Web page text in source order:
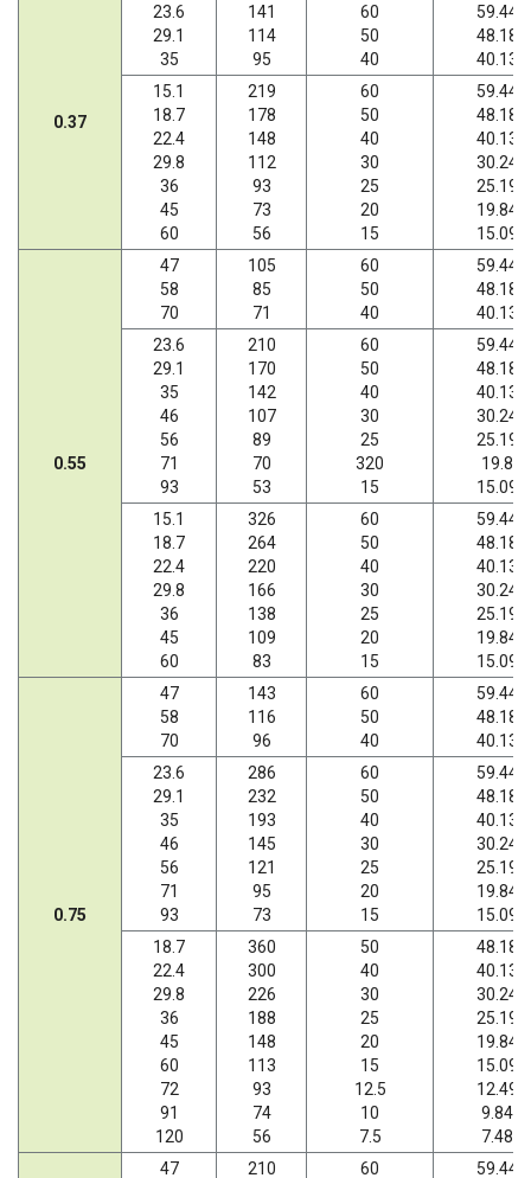
0.37
23.6
29.1
35
141
114
95
60
50
40
59.44
48.18
40.13
15.1
18.7
22.4
29.8
36
45
60
219
178
148
112
93
73
56
60
50
40
30
25
20
15
59.44
48.18
40.13
30.24
25.19
19.84
15.09
0.55
47
58
70
105
85
71
60
50
40
59.44
48.18
40.13
23.6
29.1
35
46
56
71
93
210
170
142
107
89
70
53
60
50
40
30
25
320
15
59.44
48.18
40.13
30.24
25.19
19.8
15.09
15.1
18.7
22.4
29.8
36
45
60
326
264
220
166
138
109
83
60
50
40
30
25
20
15
59.44
48.18
40.13
30.24
25.19
19.84
15.09
0.75
47
58
70
143
116
96
60
50
40
59.44
48.18
40.13
23.6
29.1
35
46
56
71
93
286
232
193
145
121
95
73
60
50
40
30
25
20
15
59.44
48.18
40.13
30.24
25.19
19.84
15.09
18.7
22.4
29.8
36
45
60
72
91
120
360
300
226
188
148
113
93
74
56
50
40
30
25
20
15
12.5
10
7.5
48.18
40.13
30.24
25.19
19.84
15.09
12.49
9.84
7.48
47
210 60 59.44